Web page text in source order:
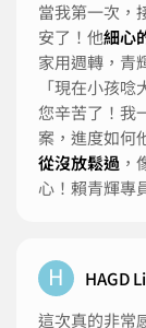
當我第一次，
安了！他細心
家用週轉，青
「現在小孩
您辛苦了！我
案，進度如何
從沒放鬆過
心！賴青輝專
H
HAGD Li
這次真的非常